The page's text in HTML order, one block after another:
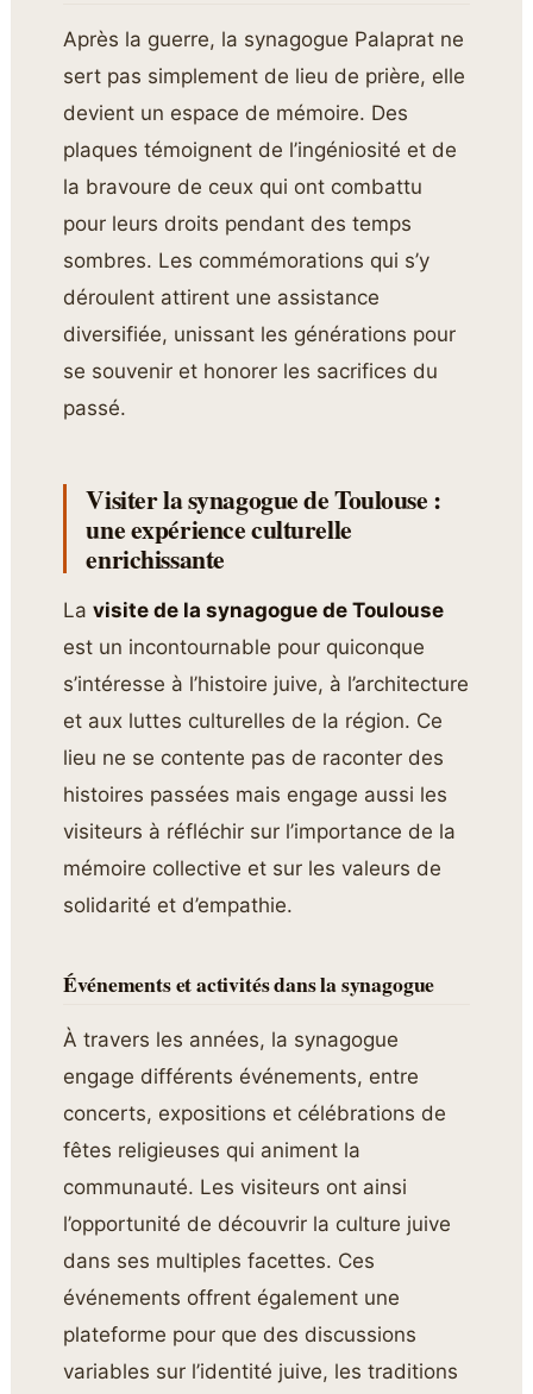
Après la guerre, la synagogue Palaprat ne
sert pas simplement de lieu de prière, elle
devient un espace de mémoire. Des
plaques témoignent de l’ingéniosité et de
la bravoure de ceux qui ont combattu
pour leurs droits pendant des temps
sombres. Les commémorations qui s’y
déroulent attirent une assistance
diversifiée, unissant les générations pour
se souvenir et honorer les sacrifices du
passé.
Visiter la synagogue de Toulouse :
une expérience culturelle
enrichissante
Lavisite de la synagogue de Toulouse
est un incontournable pour quiconque
s’intéresse à l’histoire juive, à l’architecture
et aux luttes culturelles de la région. Ce
lieu ne se contente pas de raconter des
histoires passées mais engage aussi les
visiteurs à réfléchir sur l’importance de la
mémoire collective et sur les valeurs de
solidarité et d’empathie.
Événements et activités dans la synagogue
À travers les années, la synagogue
engage différents événements, entre
concerts, expositions et célébrations de
fêtes religieuses qui animent la
communauté. Les visiteurs ont ainsi
l’opportunité de découvrir la culture juive
dans ses multiples facettes. Ces
événements offrent également une
plateforme pour que des discussions
variables sur l’identité juive, les traditions